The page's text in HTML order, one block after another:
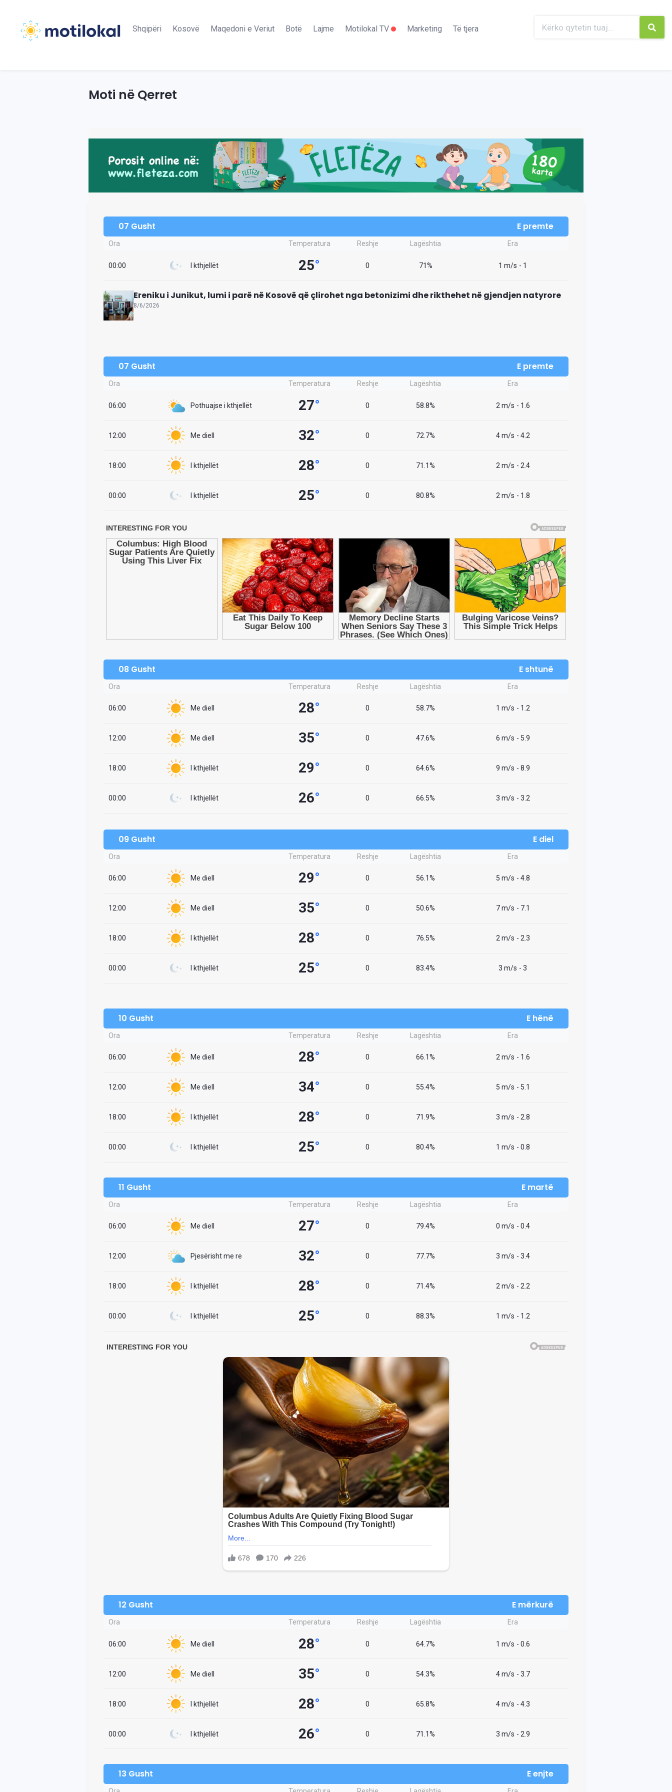
Shqipëri Kosovë Maqedoni e Veriut Botë Lajme Motilokal TV Marketing Të tjera
Moti në Qerret
07 Gusht E premte
Ora Temperatura Reshje Lagështia Era
00:00 I kthjellët 25° 0 71% 1 m/s - 1
Ereniku i Junikut, lumi i parë në Kosovë që çlirohet nga betonizimi dhe rikthehet në gjendjen natyrore
8/6/2026
07 Gusht E premte
Ora Temperatura Reshje Lagështia Era
06:00 Pothuajse i kthjellët 27° 0 58.8% 2 m/s - 1.6
12:00 Me diell 32° 0 72.7% 4 m/s - 4.2
18:00 I kthjellët 28° 0 71.1% 2 m/s - 2.4
00:00 I kthjellët 25° 0 80.8% 2 m/s - 1.8
08 Gusht E shtunë
Ora Temperatura Reshje Lagështia Era
06:00 Me diell 28° 0 58.7% 1 m/s - 1.2
12:00 Me diell 35° 0 47.6% 6 m/s - 5.9
18:00 I kthjellët 29° 0 64.6% 9 m/s - 8.9
00:00 I kthjellët 26° 0 66.5% 3 m/s - 3.2
09 Gusht E diel
Ora Temperatura Reshje Lagështia Era
06:00 Me diell 29° 0 56.1% 5 m/s - 4.8
12:00 Me diell 35° 0 50.6% 7 m/s - 7.1
18:00 I kthjellët 28° 0 76.5% 2 m/s - 2.3
00:00 I kthjellët 25° 0 83.4% 3 m/s - 3
10 Gusht E hënë
Ora Temperatura Reshje Lagështia Era
06:00 Me diell 28° 0 66.1% 2 m/s - 1.6
12:00 Me diell 34° 0 55.4% 5 m/s - 5.1
18:00 I kthjellët 28° 0 71.9% 3 m/s - 2.8
00:00 I kthjellët 25° 0 80.4% 1 m/s - 0.8
11 Gusht E martë
Ora Temperatura Reshje Lagështia Era
06:00 Me diell 27° 0 79.4% 0 m/s - 0.4
12:00 Pjesërisht me re 32° 0 77.7% 3 m/s - 3.4
18:00 I kthjellët 28° 0 71.4% 2 m/s - 2.2
00:00 I kthjellët 25° 0 88.3% 1 m/s - 1.2
12 Gusht E mërkurë
Ora Temperatura Reshje Lagështia Era
06:00 Me diell 28° 0 64.7% 1 m/s - 0.6
12:00 Me diell 35° 0 54.3% 4 m/s - 3.7
18:00 I kthjellët 28° 0 65.8% 4 m/s - 4.3
00:00 I kthjellët 26° 0 71.1% 3 m/s - 2.9
13 Gusht E enjte